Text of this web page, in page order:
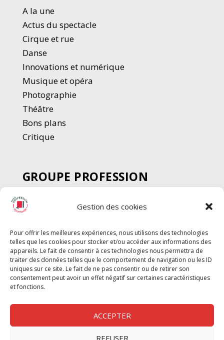
Gestion des cookies
Pour offrir les meilleures expériences, nous utilisons des technologies
telles que les cookies pour stocker et/ou accéder aux informations des
appareils. Le fait de consentir à ces technologies nous permettra de
traiter des données telles que le comportement de navigation ou les ID
uniques sur ce site. Le fait de ne pas consentir ou de retirer son
consentement peut avoir un effet négatif sur certaines caractéristiques
et fonctions.
ACCEPTER
REFUSER
A la une
Actus du spectacle
Cirque et rue
Danse
Innovations et numérique
Musique et opéra
Photographie
Théâtre
Bons plans
Critique
GROUPE PROFESSION
SPECTACLE
Chèque Intermittents
Chèque Compta
Chèque Emploi Spectacle
G-Pods
Profession Audio-visuel